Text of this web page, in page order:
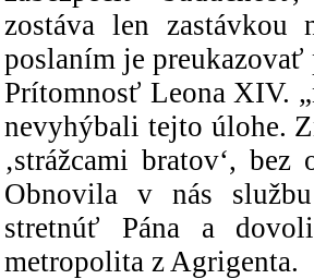
zostáva len
poslaním je
Prítomnosť Leona XIV.
nevyhýbali tejto úlohe.
‚strážcami bratov‘,
Obnovila v nás
stretnúť Pána a
metropolita z Agrigenta.